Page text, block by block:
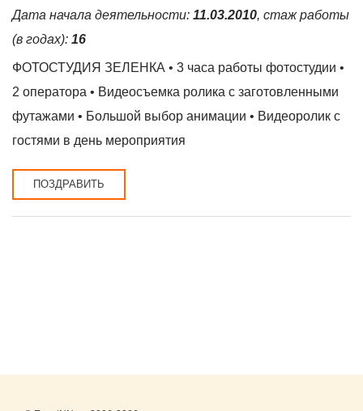
Дата начала деятельности: 11.03.2010, стаж работы
(в годах): 16
ФОТОСТУДИЯ ЗЕЛЕНКА • 3 часа работы фотостудии •
2 оператора • Видеосъемка ролика с заготовленными
футажами • Большой выбор анимации • Видеоролик с
гостями в день мероприятия
ПОЗДРАВИТЬ